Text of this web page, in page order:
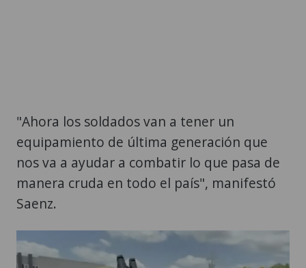
"Ahora los soldados van a tener un
equipamiento de última generación que
nos va a ayudar a combatir lo que pasa de
manera cruda en todo el país", manifestó
Saenz.